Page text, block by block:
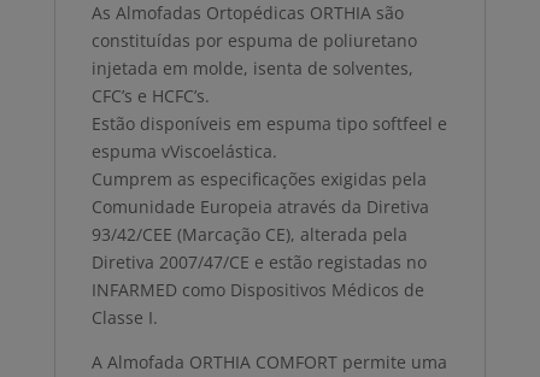
As Almofadas Ortopédicas ORTHIA são
constituídas por espuma de poliuretano
injetada em molde, isenta de solventes,
CFC’s e HCFC’s.
Estão disponíveis em espuma tipo softfeel e
espuma vViscoelástica.
Cumprem as especificações exigidas pela
Comunidade Europeia através da Diretiva
93/42/CEE (Marcação CE), alterada pela
Diretiva 2007/47/CE e estão registadas no
INFARMED como Dispositivos Médicos de
Classe I.
A Almofada ORTHIA COMFORT permite uma